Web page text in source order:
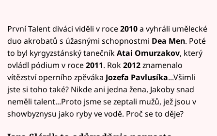
První Talent diváci viděli v roce2010a vyhráli umělecké
duo akrobatů s úžasnými schopnostmi Dea Men. Poté
to byl kyrgyzstánský tanečník Atai Omurzakov, který
ovládl pódium v roce2011. Rok 2012znamenalo
vítězství operního zpěváka Jozefa Pavlusíka...Všimli
jste si toho také? Nikde ani jedna žena, Jakoby snad
neměli talent...Proto jsme se zeptali mužů, jež jsou v
showbyznysu jako ryby ve vodě. Proč se to děje?